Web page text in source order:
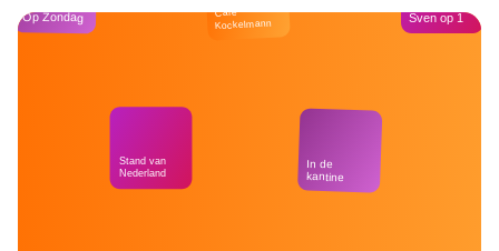
Op Zondag
Stand van
Nederland
Café
Kockelmann
In de
kantine
Sven op 1